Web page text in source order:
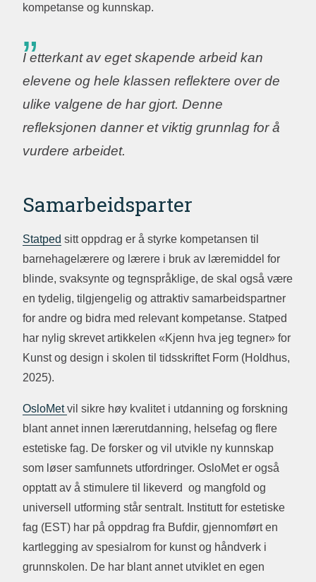
kompetanse og kunnskap.
I etterkant av eget skapende arbeid kan
elevene og hele klassen reflektere over de
ulike valgene de har gjort. Denne
refleksjonen danner et viktig grunnlag for å
vurdere arbeidet.
Samarbeidsparter
Statped sitt oppdrag er å styrke kompetansen til
barnehagelærere og lærere i bruk av læremiddel for
blinde, svaksynte og tegnspråklige, de skal også være
en tydelig, tilgjengelig og attraktiv samarbeidspartner
for andre og bidra med relevant kompetanse. Statped
har nylig skrevet artikkelen «Kjenn hva jeg tegner» for
Kunst og design i skolen til tidsskriftet Form (Holdhus,
2025).
OsloMet vil sikre høy kvalitet i utdanning og forskning
blant annet innen lærerutdanning, helsefag og flere
estetiske fag. De forsker og vil utvikle ny kunnskap
som løser samfunnets utfordringer. OsloMet er også
opptatt av å stimulere til likeverd og mangfold og
universell utforming står sentralt. Institutt for estetiske
fag (EST) har på oppdrag fra Bufdir, gjennomført en
kartlegging av spesialrom for kunst og håndverk i
grunnskolen. De har blant annet utviklet en egen